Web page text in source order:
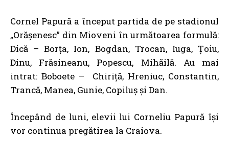
Cornel Papură a început partida de pe stadionul
„Orășenesc” din Mioveni în următoarea formulă:
Dică – Borța, Ion, Bogdan, Trocan, Iuga, Țoiu,
Dinu, Frăsineanu, Popescu, Mihăilă. Au mai
intrat: Boboete – Chiriță, Hreniuc, Constantin,
Trancă, Manea, Gunie, Copiluș și Dan.
Începând de luni, elevii lui Corneliu Papură își
vor continua pregătirea la Craiova.